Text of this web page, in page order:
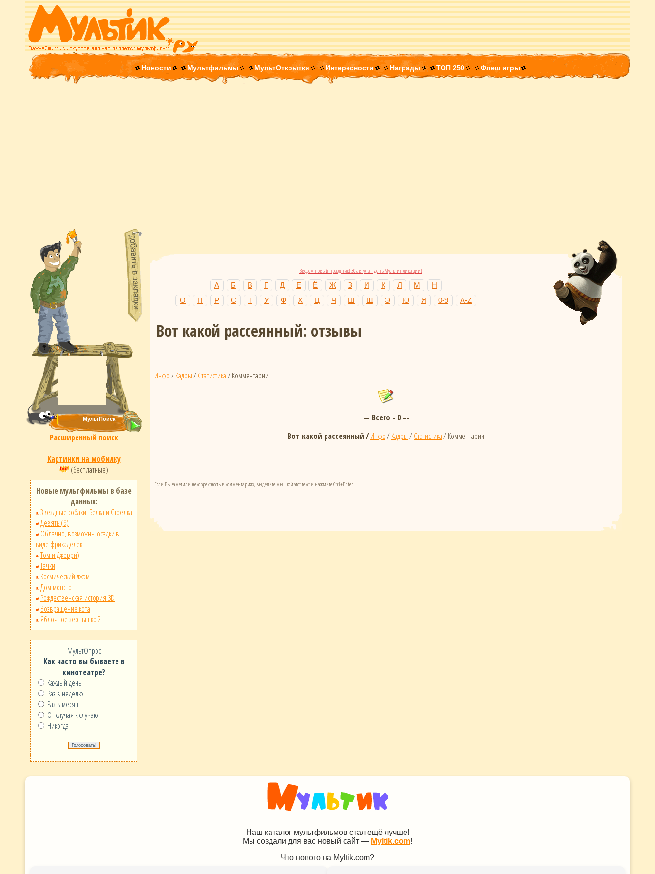
Новости Мультфильмы МультОткрытки Интересности Награды ТОП 250 Флеш игры
Расширенный поиск
Картинки на мобилку
(бесплатные)
Новые мультфильмы в базе
данных:
Звёздные собаки: Белка и Стрелка
Девять (9)
Облачно, возможны осадки в
виде фрикаделек
Том и Джерри)
Тачки
Космический джэм
Дом монстр
Рождественская история 3D
Возвращение кота
Яблочное зернышко 2
МультОпрос
Как часто вы бываете в
кинотеатре?
Каждый день
Раз в неделю
Раз в месяц
От случая к случаю
Никогда
Введем новый праздник! 30 августа - День Мультипликации!
А Б В Г Д Е Ё Ж З И К Л М
Н
О
П Р С Т У Ф Х Ц Ч Ш Щ Э Ю Я 0-9 A-Z
Вот какой рассеянный: отзывы
Инфо/ Кадры/ Статистика/ Комментарии
-= Всего - 0 =-
Вот какой рассеянный /Инфо/ Кадры/ Статистика/ Комментарии
---------------
Если Вы заметили некорректность в комментариях, выделите мышкой этот текст и нажмите Ctrl+Enter.
Наш каталог мультфильмов стал ещё лучше!
Мы создали для вас новый сайт — Myltik.com!
Что нового на Myltik.com?